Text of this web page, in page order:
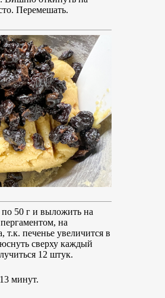
Перемешать.
по 50 г и выложить на
на
т.к. печенье увеличится в
сверху каждый
12 штук.
минут.